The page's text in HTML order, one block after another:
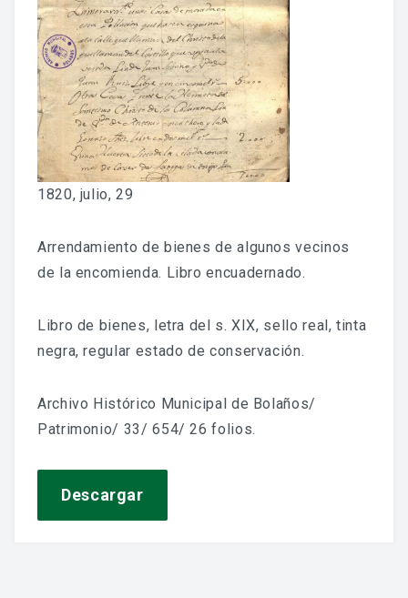
Fondo Histórico
Fondo Notarial
Catálogos Y Cuadros De Clasificación
Categorías
Libros De Actas
Reales Provisiones
Jornadas De Historia Local
Memorias Vivas
1820, julio, 29
Arrendamiento de bienes de algunos vecinos
de la encomienda. Libro encuadernado.
Libro de bienes, letra del s. XIX, sello real, tinta
negra, regular estado de conservación.
Archivo Histórico Municipal de Bolaños/
Patrimonio/ 33/ 654/ 26 folios.
Descargar